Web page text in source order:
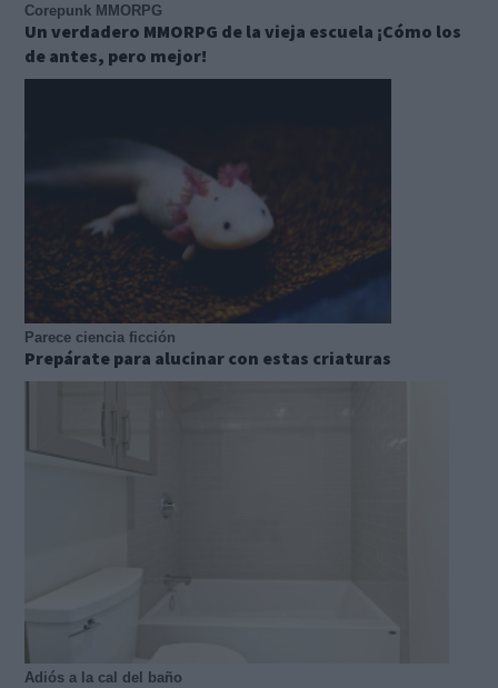
Corepunk MMORPG
Un verdadero MMORPG de la vieja escuela ¡Cómo los
de antes, pero mejor!
Parece ciencia ficción
Prepárate para alucinar con estas criaturas
Adiós a la cal del baño